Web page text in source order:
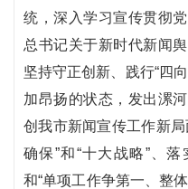
统，深入学习宣传贯彻
总书记关于新时代新闻
坚持守正创新、践行“四
加昂扬的状态，发出漯
创我市新闻宣传工作新
确保”和“十大战略”、
和“单项工作争第一、整